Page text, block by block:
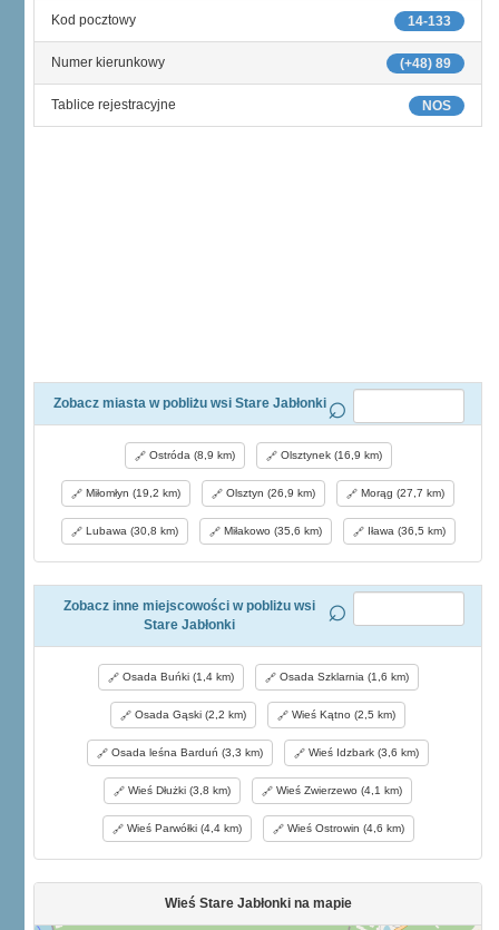
14-133
Kod pocztowy
(+48) 89
Numer kierunkowy
NOS
Tablice rejestracyjne
Zobacz miasta w pobliżu wsi Stare Jabłonki
Ostróda (8,9 km) Olsztynek (16,9 km)
Miłomłyn (19,2 km) Olsztyn (26,9 km) Morąg (27,7 km)
Lubawa (30,8 km) Miłakowo (35,6 km) Iława (36,5 km)
Zobacz inne miejscowości w pobliżu wsi
Stare Jabłonki
Osada Buńki (1,4 km) Osada Szklarnia (1,6 km)
Osada Gąski (2,2 km) Wieś Kątno (2,5 km)
Osada leśna Barduń (3,3 km) Wieś Idzbark (3,6 km)
Wieś Dłużki (3,8 km) Wieś Zwierzewo (4,1 km)
Wieś Parwółki (4,4 km) Wieś Ostrowin (4,6 km)
Wieś Stare Jabłonki na mapie